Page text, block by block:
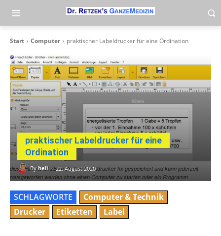
Start Computer praktischer Labeldrucker für eine Ordination
diese Etikette ist zB im Brother Labeldrucker fix gespeichert und kann jederzeit
rausgeworfen werden ohne einen Computer zu starten oder ein Programm
praktischer Labeldrucker für eine
Ordination
By heli - 22. August 2020
SCHLAGWORTE
Computer & Technik
Drucker
Etiketten Label